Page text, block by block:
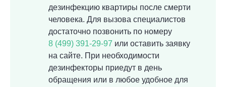
дезинфекцию квартиры после смерти
человека. Для вызова специалистов
достаточно позвонить по номеру
8 (499) 391-29-97 или оставить заявку
на сайте. При необходимости
дезинфекторы приедут в день
обращения или в любое удобное для